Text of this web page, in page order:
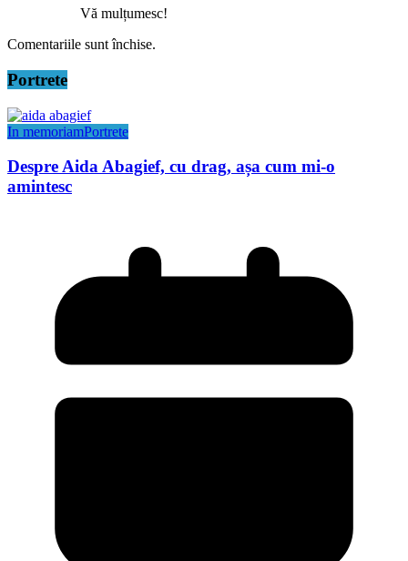
Vă mulțumesc!
Comentariile sunt închise.
Portrete
In memoriamPortrete
Despre Aida Abagief, cu drag, așa cum mi-o
amintesc